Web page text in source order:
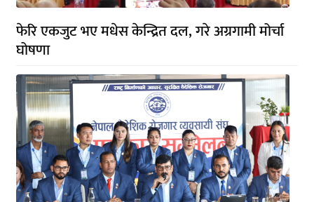
फेरि एकजुट भए मधेस केन्द्रित दल, गरे अग्रगामी मोर्चा
घोषणा